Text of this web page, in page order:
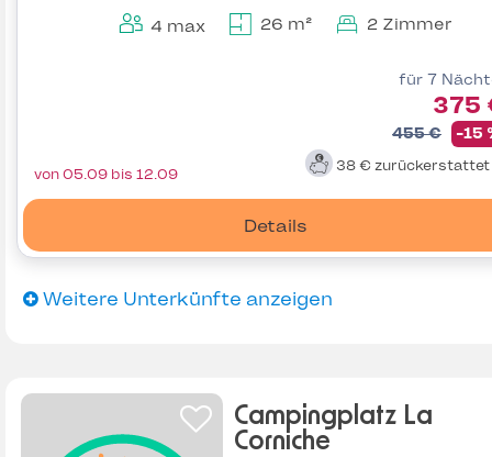
4 max 26 m² 2 Zimmer
für 7
375
455 € -15
38 € zurückerstattet
Details
von 05.09 bis 12.09
Weitere Unterkünfte anzeigen
Campingplatz La
Corniche